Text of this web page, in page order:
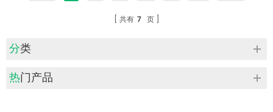
共有 7 页
分类
热门产品